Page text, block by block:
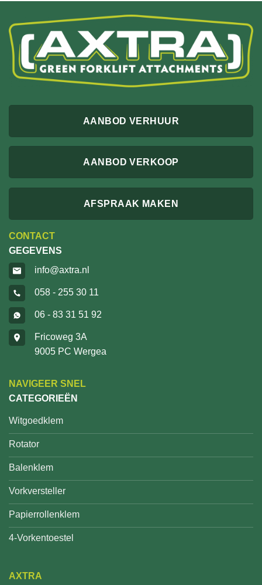
AANBOD VERHUUR
AANBOD VERKOOP
AFSPRAAK MAKEN
CONTACT
GEGEVENS
info@axtra.nl
058 - 255 30 11
06 - 83 31 51 92
Fricoweg 3A
9005 PC Wergea
NAVIGEER SNEL
CATEGORIEËN
Witgoedklem
Rotator
Balenklem
Vorkversteller
Papierrollenklem
4-Vorkentoestel
AXTRA